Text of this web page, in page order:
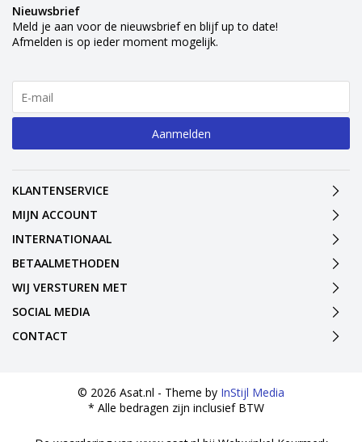
Nieuwsbrief
Meld je aan voor de nieuwsbrief en blijf up to date!
Afmelden is op ieder moment mogelijk.
Aanmelden
KLANTENSERVICE
MIJN ACCOUNT
INTERNATIONAAL
BETAALMETHODEN
WIJ VERSTUREN MET
SOCIAL MEDIA
CONTACT
© 2026 Asat.nl - Theme by InStijl Media
* Alle bedragen zijn inclusief BTW